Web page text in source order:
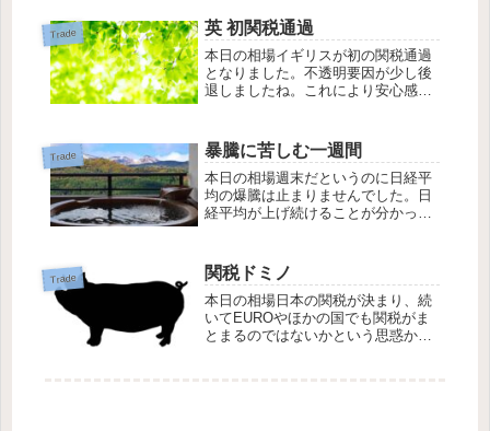
終値に落ち着くと、方向感のない展
開。なかなか40000円の壁は高いよ
うに感じまし...
Trade 英 初関税通過
本日の相場イギリスが初の関税通過
となりました。不透明要因が少し後
退しましたね。これにより安心感が
園 優待 平均1819円で取得手仕舞
7512 イオン北海道 2月権利...
Trade 暴騰に苦しむ一週間
本日の相場週末だというのに日経平
均の爆騰は止まりませんでした。日
経平均が上げ続けることが分かって
ことはそんなに簡単ではありませ
ん。かつて若いころなら幾度となく
思いついた方法をそ...
Trade 関税ドミノ
本日の相場日本の関税が決まり、続
いてEUROやほかの国でも関税がま
とまるのではないかという思惑か